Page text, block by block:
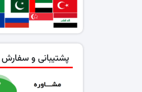
پشتیبانی و سفارش